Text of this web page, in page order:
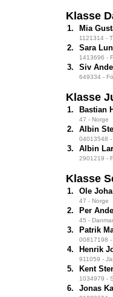
Klasse
1. Mia
1121314 -
2. Sara
1413696 -
3. Siv
649334 -
Klasse
1. Bastian
47 - Norge
2. Albin
04013548
3. Albin
2901219 -
Klasse
1. Ole
47 - Norge
2. Per
45 -
3. Patrik
00817198
4. Henrik
911059 -
5. Kent
1034979 -
6. Jonas